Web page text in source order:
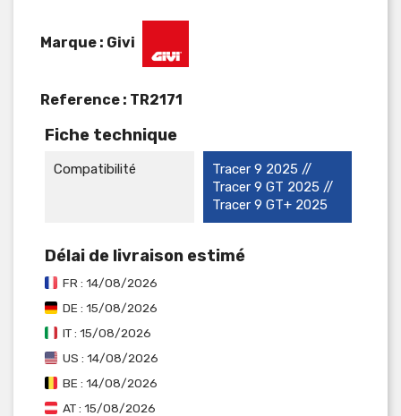
Marque : Givi
Reference : TR2171
Fiche technique
Compatibilité
Tracer 9 2025 //
Tracer 9 GT 2025 //
Tracer 9 GT+ 2025
Délai de livraison estimé
FR : 14/08/2026
DE : 15/08/2026
IT : 15/08/2026
US : 14/08/2026
BE : 14/08/2026
AT : 15/08/2026